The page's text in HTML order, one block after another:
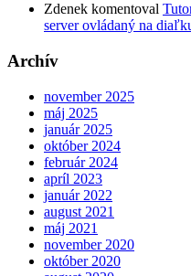
Zdenek komentoval
server ovládaný na
Archív
november 2025
máj 2025
január 2025
október 2024
február 2024
apríl 2023
január 2022
august 2021
máj 2021
november 2020
október 2020